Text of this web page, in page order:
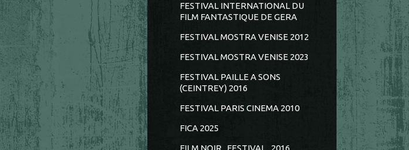
FESTIVAL INTERNATIONAL DU
FILM FANTASTIQUE DE GERA
FESTIVAL MOSTRA VENISE 2012
FESTIVAL MOSTRA VENISE 2023
FESTIVAL PAILLE A SONS
(CEINTREY) 2016
FESTIVAL PARIS CINEMA 2010
FICA 2025